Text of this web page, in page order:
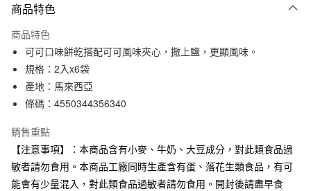
信用卡一次付款
信用卡分期付款
3 期 0 利率 每期
合作金庫商業銀行
華南商業銀行
國泰世華商業銀行
臺灣中小企業銀行
台中商業銀行
匯豐（台灣）商業銀行
華泰商業銀行
聯邦商業銀行
遠東國際商業銀行
元大商業銀行
永豐商業銀行
超商取貨付款
Apple Pay
街口支付
商品特色
商品特色
可可口味餅乾搭配可可風味夾心，撒上鹽，更顯風味。
規格：2入x6袋
產地：馬來西亞
條碼：4550344356340
銷售重點
【注意事項】：本商品含有小麥、牛奶、大豆成分，對此類食品過
敏者請勿食用。本商品工廠同時生產含有蛋、落花生類食品，有可
能會有少量混入，對此類食品過敏者請勿食用。開封後請盡早食